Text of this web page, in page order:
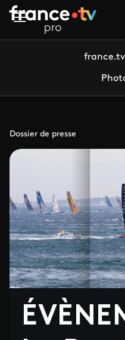
Aller au contenu principal
Dossier de presse